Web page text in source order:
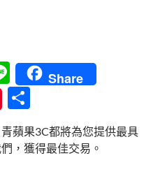
Li
n
e
Share
享
蘋果3C都將為您提供最具
，獲得最佳交易。